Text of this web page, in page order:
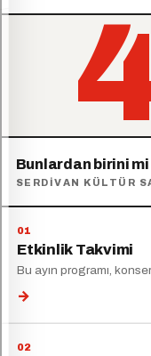
Bunlardan birini
SERDIVAN KÜLTÜR
Etkinlik Takvimi
Bu ayın programı,
→